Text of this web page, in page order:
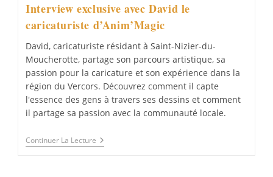
Interview exclusive avec David le
caricaturiste d’Anim’Magic
David, caricaturiste résidant à Saint-Nizier-du-
Moucherotte, partage son parcours artistique, sa
passion pour la caricature et son expérience dans la
région du Vercors. Découvrez comment il capte
l'essence des gens à travers ses dessins et comment
il partage sa passion avec la communauté locale.
Continuer La Lecture Interview
Exclusive